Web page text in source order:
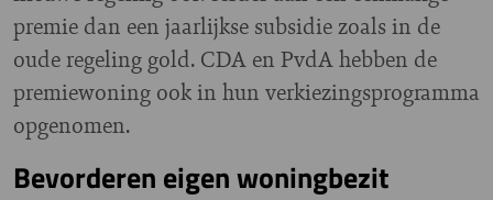
premie dan een jaarlijkse subsidie zoals in de
oude regeling gold. CDA en PvdA hebben de
premiewoning ook in hun verkiezingsprogramma
opgenomen.
Bevorderen eigen woningbezit